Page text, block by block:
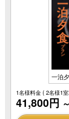
一泊
1名様料金( 2名様1
41,800円 ～